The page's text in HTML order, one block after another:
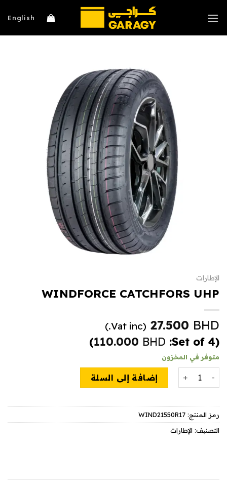
للمحتوى
English
الإطارات
WINDFORCE CATCHFORS UHP
27.500 BHD
(Vat inc.)
(Set of 4:
110.000 BHD
)
متوفر في المخزون
إضافة إلى السلة
رمز المنتج: WIND21550R17
التصنيف: الإطارات